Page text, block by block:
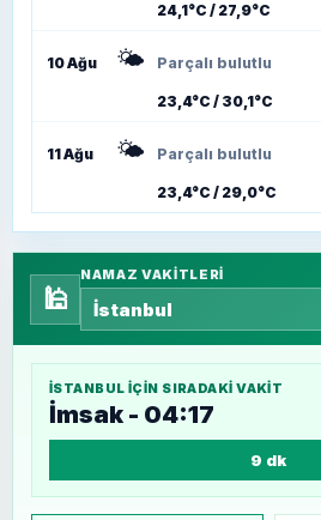
24,1°C / 27,9°C
10 Ağu 🌤️ Parçalı bulutlu
23,4°C / 30,1°C
11 Ağu 🌤️ Parçalı bulutlu
23,4°C / 29,0°C
🕌
NAMAZ VAKITLERI
İSTANBUL IÇIN SIRADAKI VAKIT
İmsak - 04:17
9 dk